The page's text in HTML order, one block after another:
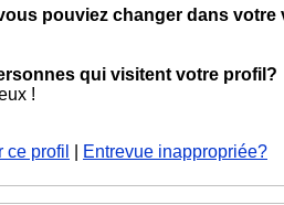
pouviez changer dans votre
qui visitent votre profil?
!
ce profil Entrevue inappropriée?